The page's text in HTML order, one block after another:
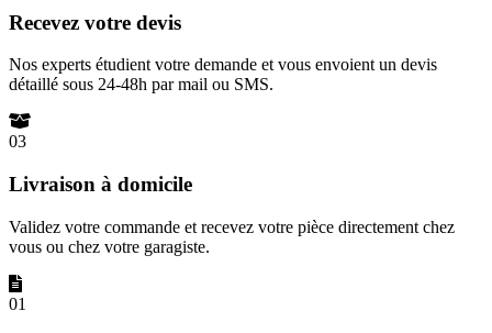
Recevez votre devis
Nos experts étudient votre demande et vous envoient un devis
détaillé sous 24-48h par mail ou SMS.
03
Livraison à domicile
Validez votre commande et recevez votre pièce directement chez
vous ou chez votre garagiste.
01